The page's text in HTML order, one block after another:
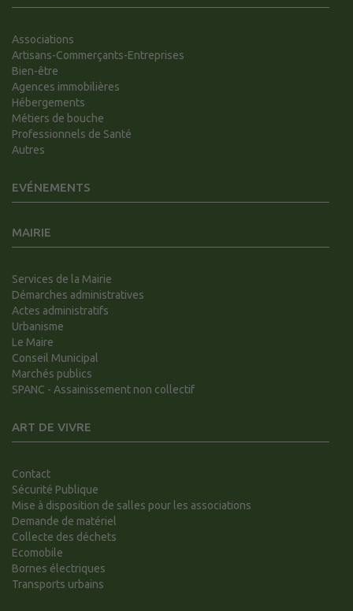
Associations
Artisans-Commerçants-Entreprises
Bien-être
Agences immobilières
Hébergements
Métiers de bouche
Professionnels de Santé
Autres
EVÉNEMENTS
MAIRIE
Services de la Mairie
Démarches administratives
Actes administratifs
Urbanisme
Le Maire
Conseil Municipal
Marchés publics
SPANC - Assainissement non collectif
ART DE VIVRE
Contact
Sécurité Publique
Mise à disposition de salles pour les associations
Demande de matériel
Collecte des déchets
Ecomobile
Bornes électriques
Transports urbains